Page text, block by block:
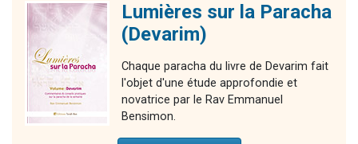
Lumières sur la Paracha
(Devarim)
Chaque paracha du livre de Devarim fait
l'objet d'une étude approfondie et
novatrice par le Rav Emmanuel
Bensimon.